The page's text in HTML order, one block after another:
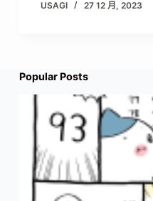
USAGI 27 12 月, 2023
Popular Posts